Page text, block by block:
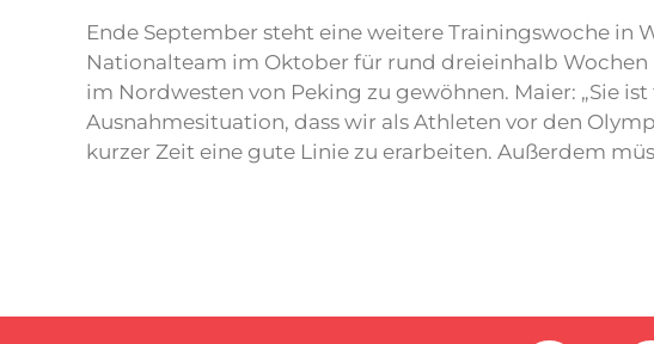
Ende September steht eine weitere Trainingswoche in
Nationalteam im Oktober für rund dreieinhalb Wochen
im Nordwesten von Peking zu gewöhnen. Maier: „Sie
Ausnahmesituation, dass wir als Athleten vor den
kurzer Zeit eine gute Linie zu erarbeiten. Außerdem